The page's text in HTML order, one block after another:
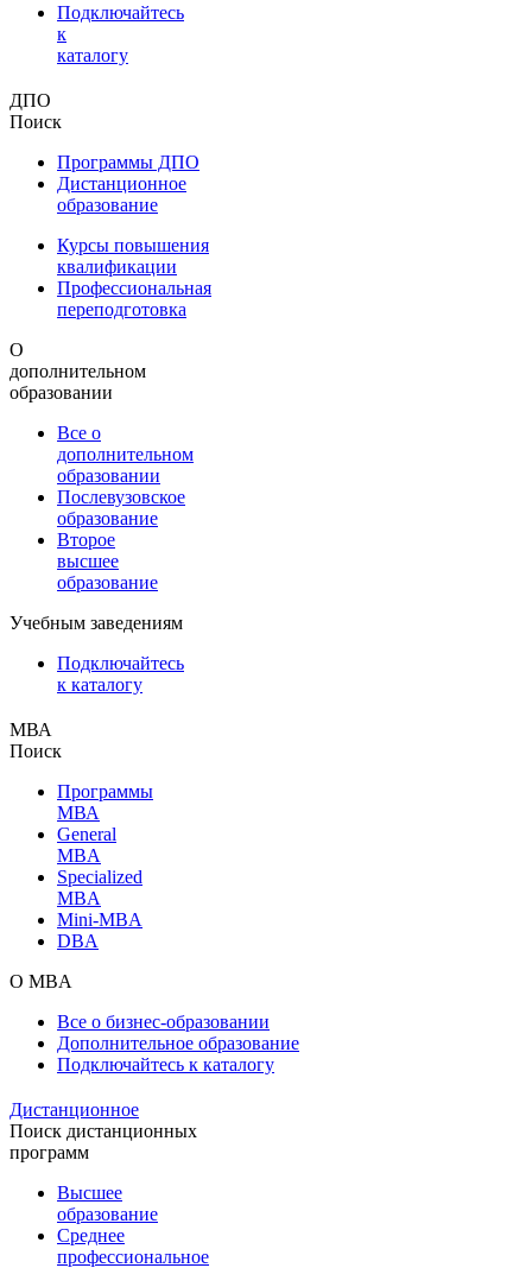
Подключайтесь
к
каталогу
ДПО
Поиск
Программы ДПО
Дистанционное
образование
Курсы повышения
квалификации
Профессиональная
переподготовка
О
дополнительном
образовании
Все о
дополнительном
образовании
Послевузовское
образование
Второе
высшее
образование
Учебным заведениям
Подключайтесь
к каталогу
МВА
Поиск
Программы
МВА
General
MBA
Specialized
MBA
Mini-MBA
DBA
О MBA
Все о бизнес-образовании
Дополнительное образование
Подключайтесь к каталогу
Дистанционное
Поиск дистанционных
программ
Высшее
образование
Среднее
профессиональное